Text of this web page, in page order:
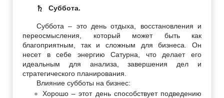
♄ Суббота.
Суббота – это день отдыха, восстановления и
переосмысления, который может быть как
благоприятным, так и сложным для бизнеса. Он
несет в себе энергию Сатурна, что делает его
идеальным для анализа, завершения дел и
стратегического планирования.
Влияние субботы на бизнес:
Хорошо – этот день способствует подведению